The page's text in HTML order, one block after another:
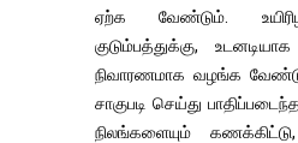
ஏற்க வேண்டும்.
குடும்பத்துக்கு,
நிவாரணமாக வழங்க
சாகுபடி செய்து
நிலங்களையும்